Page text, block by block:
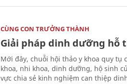
CÙNG CON TRƯỞNG THÀNH
Giải pháp dinh dưỡng hỗ
Mới đây, chuỗi hội thảo y khoa quy tụ
khoa, nhi khoa, dinh dưỡng, hộ sinh
vực chia sẻ kinh nghiệm can thiệp